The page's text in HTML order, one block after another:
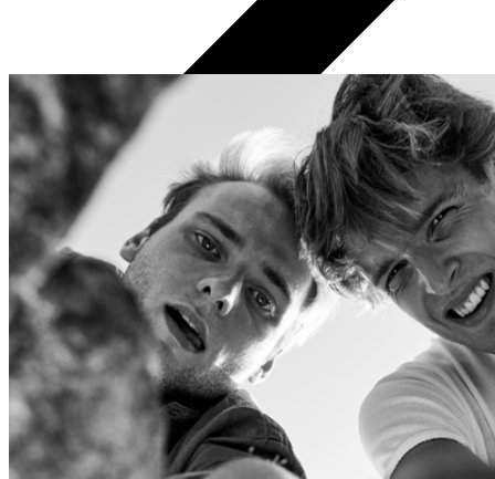
Datori un Monitori
Portatīvie datori
Stacionārie datori
All in one
Monitori
Piederumi
Klaviatūras un peles
Austiņas
Konsoles